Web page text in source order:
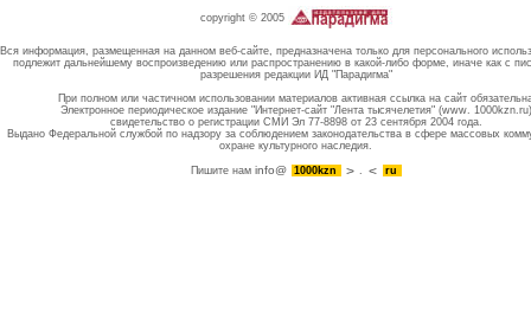
copyright © 2005
Вся информация, размещенная на данном веб-сайте, предназначена только для персонального
подлежит дальнейшему воспроизведению или распространению в какой-либо форме, иначе как с
разрешения редакции ИД "Парадигма"
При полном или частичном использовании материалов активная ссылка на сайт
Электронное периодическое издание "Интернет-сайт "Лента тысячелетия" (www. 1000kzn.ru)
свидетельство о регистрации СМИ Эл 77-8898 от 23 сентября 2004 года.
Выдано Федеральной службой по надзору за соблюдением законодательства в сфере массовых
охране культурного наследия.
Пишите намinfo@ 1000kzn . ru